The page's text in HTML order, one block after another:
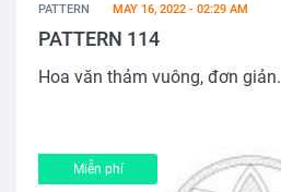
PATTERN MAY 16, 2022 - 02:29 AM
PATTERN 114
Hoa văn thảm vuông, đơn giản.
Miễn phí